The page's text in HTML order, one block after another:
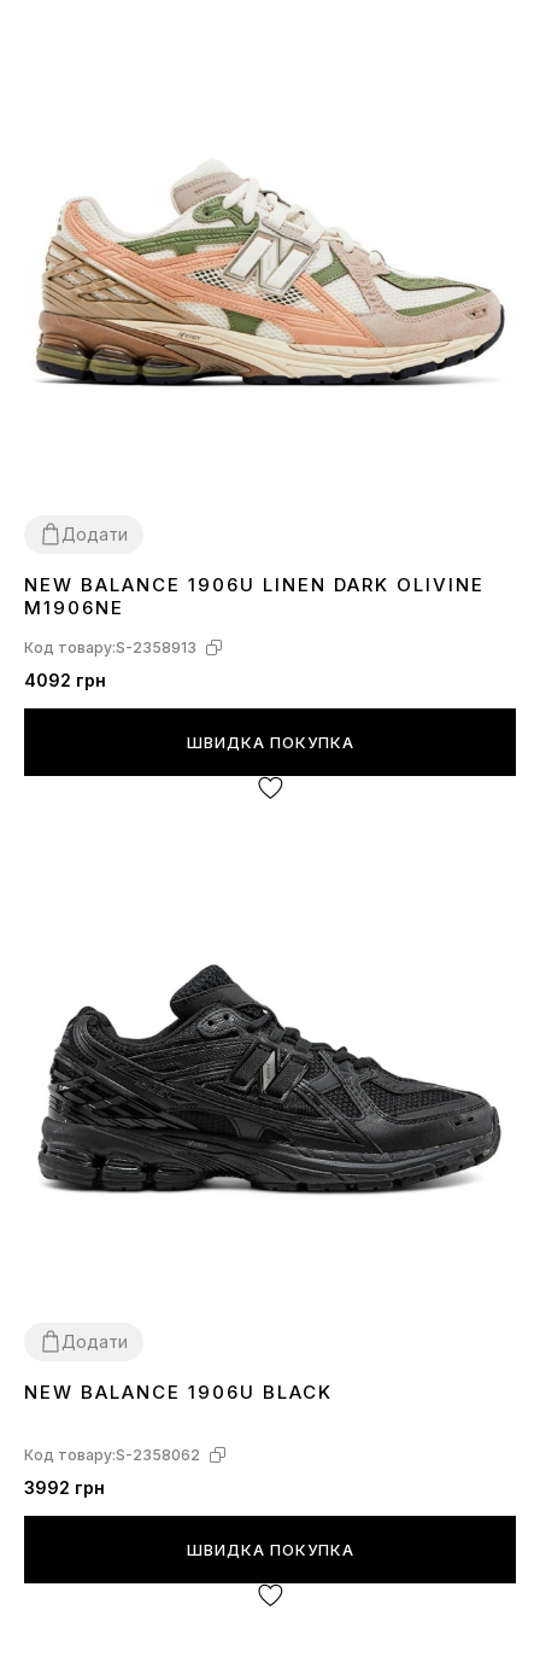
Додати
4344 45
NEW BALANCE 1906U LINEN DARK OLIVINE
M1906NE
Код товару:S-2358913
4092 грн
ШВИДКА ПОКУПКА
Додати
3738 4041424344
NEW BALANCE 1906U BLACK
Код товару:S-2358062
3992 грн
ШВИДКА ПОКУПКА